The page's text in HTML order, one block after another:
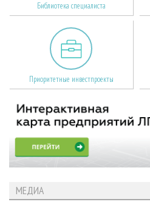
Библиотека специалиста
Приоритетные инвестпроекты
МЕДИА